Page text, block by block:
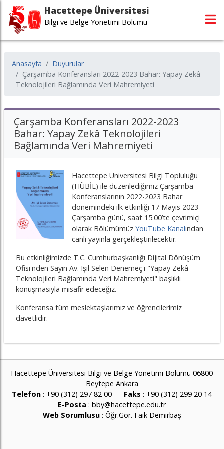
Hacettepe Üniversitesi
Bilgi ve Belge Yönetimi Bölümü
Anasayfa
Duyurular
Çarşamba Konferansları 2022-2023 Bahar: Yapay Zekâ
Teknolojileri Bağlamında Veri Mahremiyeti
Çarşamba Konferansları 2022-2023
Bahar: Yapay Zekâ Teknolojileri
Bağlamında Veri Mahremiyeti
Hacettepe Üniversitesi Bilgi Topluluğu
(HÜBİL) ile düzenlediğimiz Çarşamba
Konferanslarının 2022-2023 Bahar
dönemindeki ilk etkinliği 17 Mayıs 2023
Çarşamba günü, saat 15.00’te çevrimiçi
olarak Bölümümüz YouTube Kanalından
canlı yayınla gerçekleştirilecektir.
Bu etkinliğimizde T.C. Cumhurbaşkanlığı Dijital Dönüşüm
Ofisi'nden Sayın Av. Işıl Selen Denemeç'i "Yapay Zekâ
Teknolojileri Bağlamında Veri Mahremiyeti" başlıklı
konuşmasıyla misafir edeceğiz.
Konferansa tüm meslektaşlarımız ve öğrencilerimiz
davetlidir.
Hacettepe Üniversitesi Bilgi ve Belge Yönetimi Bölümü 06800
Beytepe Ankara
Telefon : +90 (312) 297 82 00 Faks : +90 (312) 299 20 14
E-Posta : bby@hacettepe.edu.tr
Web Sorumlusu: Öğr.Gör. Faik Demirbaş